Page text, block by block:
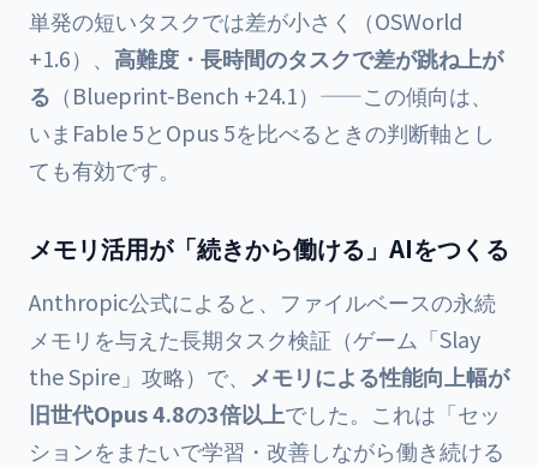
単発の短いタスクでは差が小さく（OSWorld
+1.6）、 高難度・長時間のタスクで差が跳ね上が
る （Blueprint-Bench +24.1）——この傾向は、
いまFable 5とOpus 5を比べるときの判断軸とし
ても有効です。
メモリ活用が「続きから働ける」AIをつくる
Anthropic公式によると、ファイルベースの永続
メモリを与えた長期タスク検証（ゲーム「Slay
the Spire」攻略）で、
メモリによる性能向上幅が
旧世代Opus 4.8の3倍以上でした。これは「セッ
ションをまたいで学習・改善しながら働き続ける